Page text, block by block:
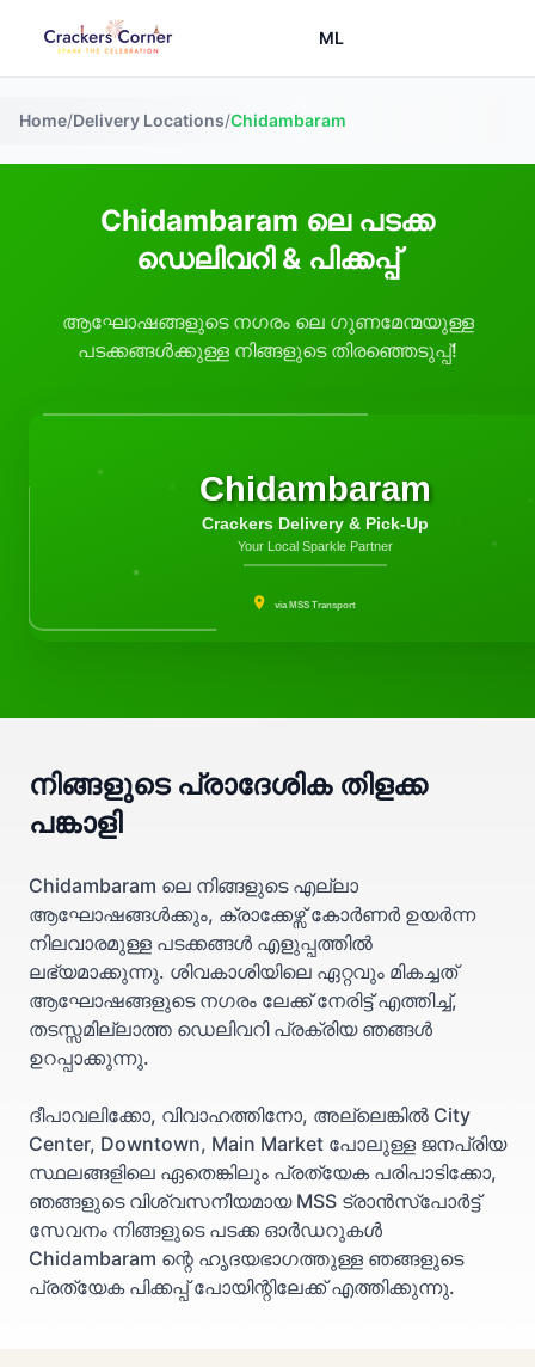
ML
Home/Delivery Locations/Chidambaram
Chidambaram ലെ പടക്ക
ഡെലിവറി & പിക്കപ്പ്
ആഘോഷങ്ങളുടെ നഗരം ലെ ഗുണമേന്മയുള്ള
പടക്കങ്ങൾക്കുള്ള നിങ്ങളുടെ തിരഞ്ഞെടുപ്പ്!
Chidambaram
Crackers Delivery & Pick-Up
Your Local Sparkle Partner
via MSS Transport
നിങ്ങളുടെ പ്രാദേശിക തിളക്ക
പങ്കാളി
Chidambaram ലെ നിങ്ങളുടെ എല്ലാ
ആഘോഷങ്ങൾക്കും, ക്രാക്കേഴ്സ് കോർണർ ഉയർന്ന
നിലവാരമുള്ള പടക്കങ്ങൾ എളുപ്പത്തിൽ
ലഭ്യമാക്കുന്നു. ശിവകാശിയിലെ ഏറ്റവും മികച്ചത്
ആഘോഷങ്ങളുടെ നഗരം ലേക്ക് നേരിട്ട് എത്തിച്ച്,
തടസ്സമില്ലാത്ത ഡെലിവറി പ്രക്രിയ ഞങ്ങൾ
ഉറപ്പാക്കുന്നു.
ദീപാവലിക്കോ, വിവാഹത്തിനോ, അല്ലെങ്കിൽ City
Center, Downtown, Main Market പോലുള്ള ജനപ്രിയ
സ്ഥലങ്ങളിലെ ഏതെങ്കിലും പ്രത്യേക പരിപാടിക്കോ,
ഞങ്ങളുടെ വിശ്വസനീയമായ MSS ട്രാൻസ്പോർട്ട്
സേവനം നിങ്ങളുടെ പടക്ക ഓർഡറുകൾ
Chidambaram ന്റെ ഹൃദയഭാഗത്തുള്ള ഞങ്ങളുടെ
പ്രത്യേക പിക്കപ്പ് പോയിന്റിലേക്ക് എത്തിക്കുന്നു.